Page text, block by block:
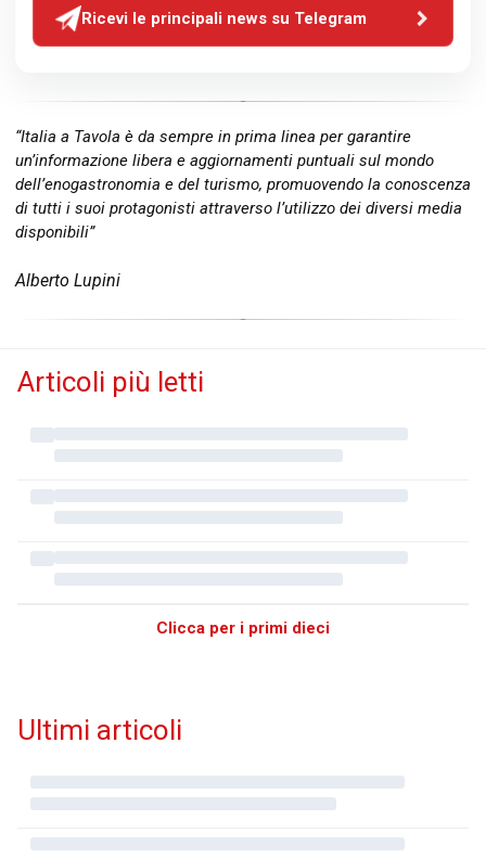
Ricevi le principali news su Telegram
“Italia a Tavola è da sempre in prima linea per garantire
un’informazione libera e aggiornamenti puntuali sul mondo
dell’enogastronomia e del turismo, promuovendo la conoscenza
di tutti i suoi protagonisti attraverso l’utilizzo dei diversi media
disponibili”
Alberto Lupini
Articoli più letti
Clicca per i primi dieci
Ultimi articoli